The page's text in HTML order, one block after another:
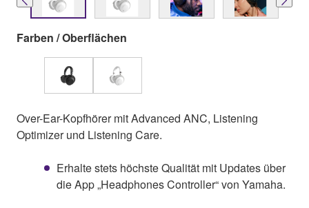
Farben / Oberflächen
Over-Ear-Kopfhörer mit Advanced ANC, Listening
Optimizer und Listening Care.
Erhalte stets höchste Qualität mit Updates über
die App „Headphones Controller“ von Yamaha.